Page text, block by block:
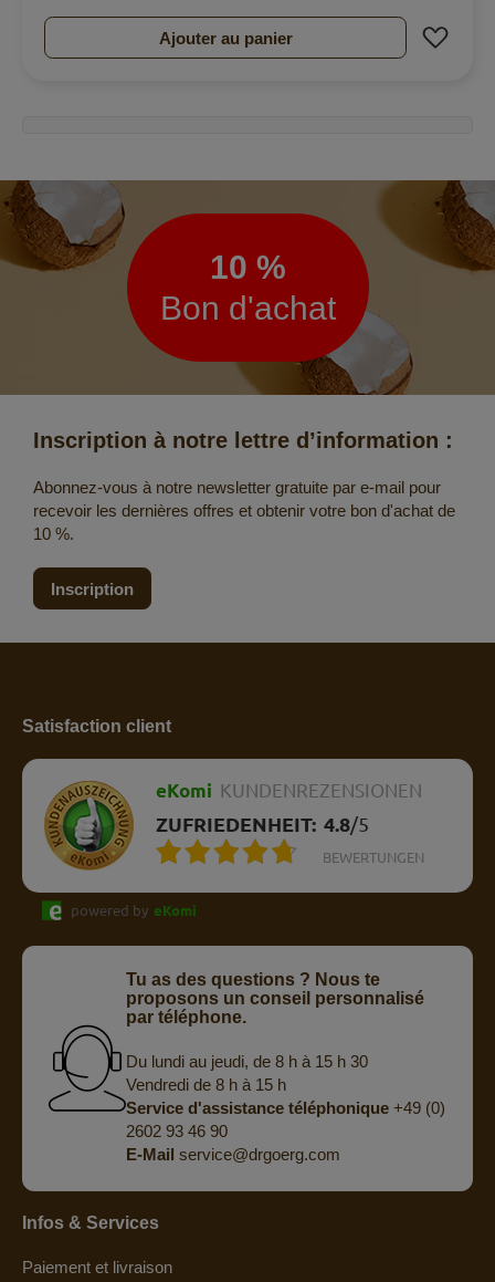
Ajouter au panier
Lettre
d’information
10 %
Bon d'achat
Inscription à notre lettre d’information :
Abonnez-vous à notre newsletter gratuite par e-mail pour
recevoir les dernières offres et obtenir votre bon d'achat de
10 %.
Inscription
Satisfaction client
eKomi KUNDENREZENSIONEN
ZUFRIEDENHEIT: 4.8/5
BEWERTUNGEN
powered by eKomi
Tu as des questions ? Nous te
proposons un conseil personnalisé
par téléphone.
Du lundi au jeudi, de 8 h à 15 h 30
Vendredi de 8 h à 15 h
Service d'assistance téléphonique+49 (0)
2602 93 46 90
E-Mail service@drgoerg.com
Infos & Services
Paiement et livraison